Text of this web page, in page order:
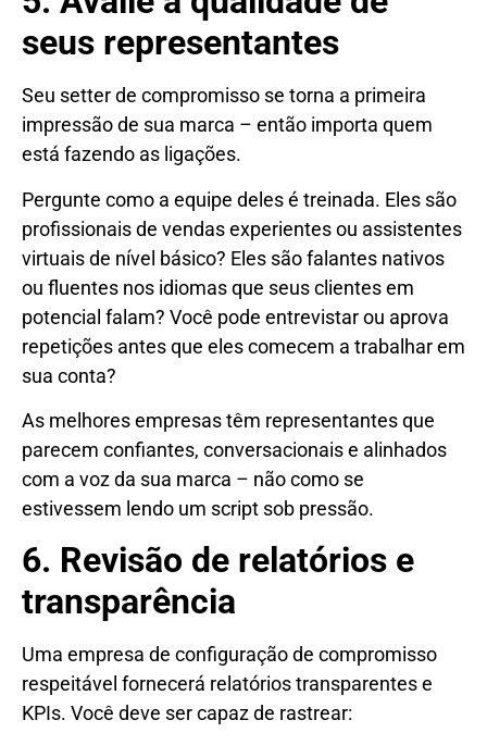
seus representantes
Seu setter de compromisso se torna a primeira
impressão de sua marca – então importa quem
está fazendo as ligações.
Pergunte como a equipe deles é treinada. Eles são
profissionais de vendas experientes ou assistentes
virtuais de nível básico? Eles são falantes nativos
ou fluentes nos idiomas que seus clientes em
potencial falam? Você pode entrevistar ou aprova
repetições antes que eles comecem a trabalhar em
sua conta?
As melhores empresas têm representantes que
parecem confiantes, conversacionais e alinhados
com a voz da sua marca – não como se
estivessem lendo um script sob pressão.
6. Revisão de relatórios e
transparência
Uma empresa de configuração de compromisso
respeitável fornecerá relatórios transparentes e
KPIs. Você deve ser capaz de rastrear: